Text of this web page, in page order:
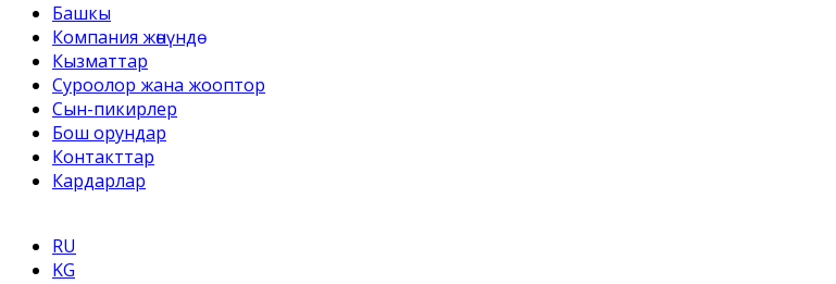
Башкы
Компания жөнүндө
Кызматтар
Суроолор жана жооптор
Сын-пикирлер
Бош орундар
Контакттар
Кардарлар
RU
KG